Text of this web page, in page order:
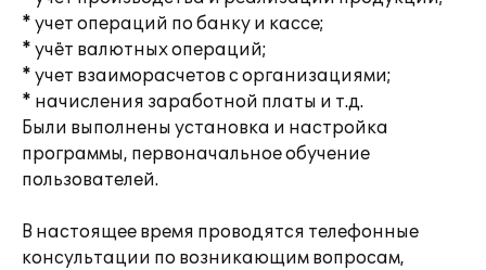
* учет операций по банку и кассе;
* учёт валютных операций;
* учет взаиморасчетов с организациями;
* начисления заработной платы и т.д.
Были выполнены установка и настройка
программы, первоначальное обучение
пользователей.
В настоящее время проводятся телефонные
консультации по возникающим вопросам,